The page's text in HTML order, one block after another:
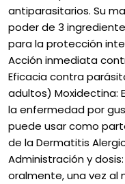
antiparasitarios. Su
poder de 3
para la protección
Acción inmediata
Eficacia contra
adultos) Moxidectina:
la enfermedad por
puede usar como
de la Dermatitis
Administración y
oralmente, una vez al